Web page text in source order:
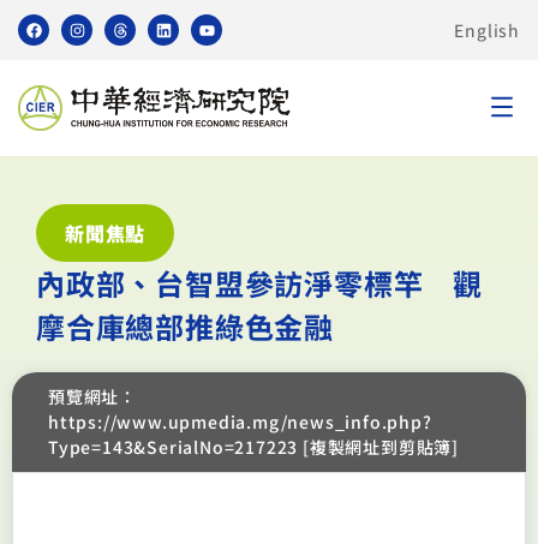
English
新聞焦點
內政部、台智盟參訪淨零標竿 觀
摩合庫總部推綠色金融
預覽網址：
https://www.upmedia.mg/news_info.php?
Type=143&SerialNo=217223 [複製網址到剪貼簿]